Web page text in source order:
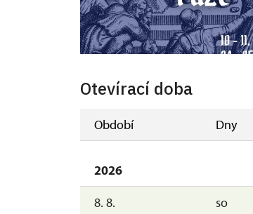
Otevírací doba
Období Dny
2026
8. 8.
so